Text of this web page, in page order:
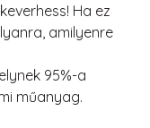
Ha ez
amilyenre
95%-a
műanyag.